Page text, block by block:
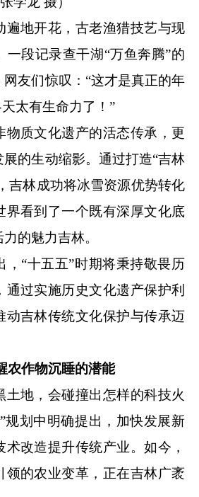
地开花，古老渔猎技艺与现
一段记录查干湖“万鱼奔腾”的
友们惊叹：“这才是真正的年
太有生命力了！”
质文化遗产的活态传承，更
的生动缩影。通过打造“吉林
吉林成功将冰雪资源优势转化
界看到了一个既有深厚文化底
的魅力吉林。
“十五五”时期将秉持敬畏历
通过实施历史文化遗产保护利
动吉林传统文化保护与传承迈
农作物沉睡的潜能
地，会碰撞出怎样的科技火
规划中明确提出，加快发展新
术改造提升传统产业。如今，
领的农业变革，正在吉林广袤